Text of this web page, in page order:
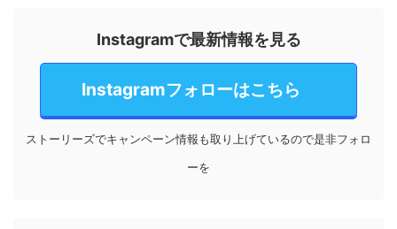
Instagramで最新情報を見る
Instagramフォローはこちら
ストーリーズでキャンペーン情報も取り上げているので是非フォロ
ーを